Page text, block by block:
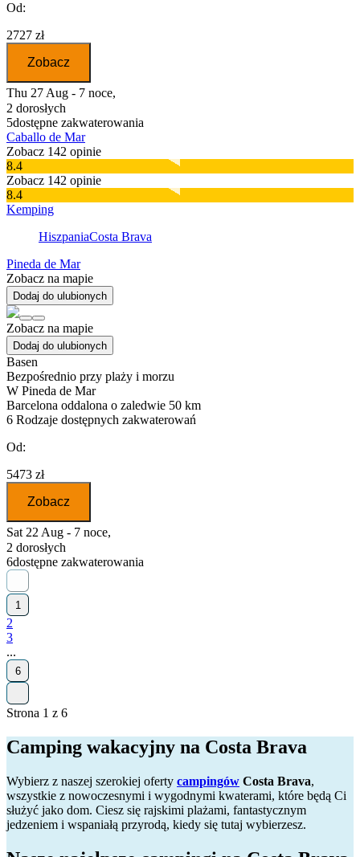
Od:
2727 zł
Zobacz
Thu 27 Aug - 7 noce,
2 dorosłych
5dostępne zakwaterowania
Caballo de Mar
Zobacz 142 opinie
8.4
Zobacz 142 opinie
8.4
Kemping
HiszpaniaCosta Brava
Pineda de Mar
Zobacz na mapie
Dodaj do ulubionych
Zobacz na mapie
Dodaj do ulubionych
Basen
Bezpośrednio przy plaży i morzu
W Pineda de Mar
Barcelona oddalona o zaledwie 50 km
6 Rodzaje dostępnych zakwaterowań
Od:
5473 zł
Zobacz
Sat 22 Aug - 7 noce,
2 dorosłych
6dostępne zakwaterowania
1
2
3
...
6
Strona 1 z 6
Camping wakacyjny na Costa Brava
Wybierz z naszej szerokiej oferty campingów Costa Brava,
wszystkie z nowoczesnymi i wygodnymi kwaterami, które będą Ci
służyć jako dom. Ciesz się rajskimi plażami, fantastycznym
jedzeniem i wspaniałą przyrodą, kiedy się tutaj wybierzesz.